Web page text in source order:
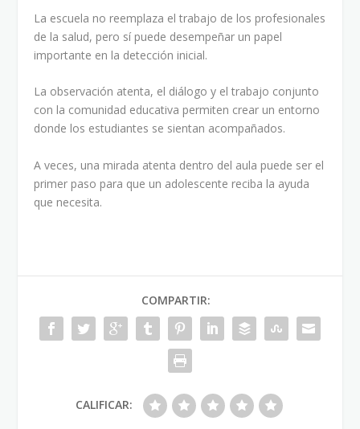
La escuela no reemplaza el trabajo de los profesionales
de la salud, pero sí puede desempeñar un papel
importante en la detección inicial.
La observación atenta, el diálogo y el trabajo conjunto
con la comunidad educativa permiten crear un entorno
donde los estudiantes se sientan acompañados.
A veces, una mirada atenta dentro del aula puede ser el
primer paso para que un adolescente reciba la ayuda
que necesita.
COMPARTIR:
CALIFICAR: